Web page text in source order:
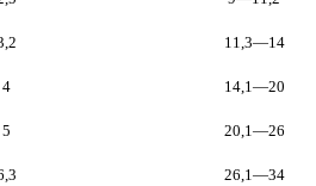
11,3—14
4 14,1—20
5 20,1—26
26,1—34